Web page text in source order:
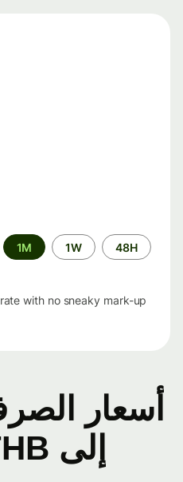
الفترة
الزمنية
48H
1W
1M
rate with no sneaky mark-up
إلى THB اليوم